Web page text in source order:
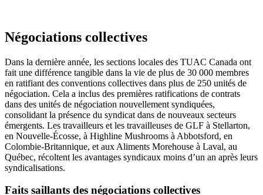
Négociations collectives
Dans la dernière année, les sections locales des TUAC Canada ont
fait une différence tangible dans la vie de plus de 30 000 membres
en ratifiant des conventions collectives dans plus de 250 unités de
négociation. Cela a inclus des premières ratifications de contrats
dans des unités de négociation nouvellement syndiquées,
consolidant la présence du syndicat dans de nouveaux secteurs
émergents. Les travailleurs et les travailleuses de GLF à Stellarton,
en Nouvelle-Écosse, à Highline Mushrooms à Abbotsford, en
Colombie-Britannique, et aux Aliments Morehouse à Laval, au
Québec, récoltent les avantages syndicaux moins d’un an après leurs
syndicalisations.
Faits saillants des négociations collectives